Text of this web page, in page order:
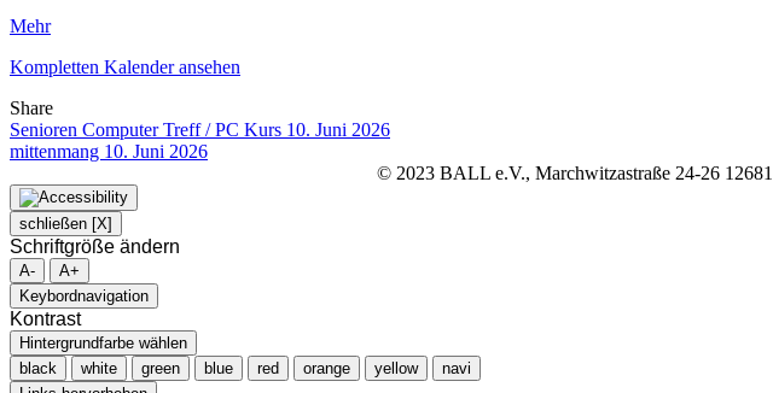
Mehr
Kompletten Kalender ansehen
Share
Facebook
Twitter
LinkedIn
Pinterest
Stumbleupon
Email
Senioren Computer Treff / PC Kurs 10. Juni 2026
mittenmang 10. Juni 2026
© 2023 BALL e.V., Marchwitzastraße 24-26
schließen [X]
Schriftgröße ändern
A-
A+
Keybordnavigation
Kontrast
Hintergrundfarbe wählen
black
white green blue red orange yellow
navi